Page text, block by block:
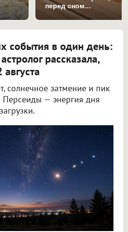
перед сном…
события в один день:
рассказала,
солнечное затмение и пик
Персеиды — энергия дня